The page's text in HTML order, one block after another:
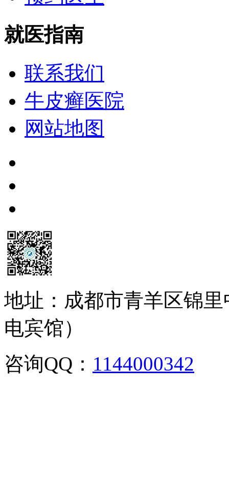
就医指南
联系我们
牛皮癣医院
网站地图
地址：成都市青羊区锦
电宾馆）
咨询QQ： 1144000342